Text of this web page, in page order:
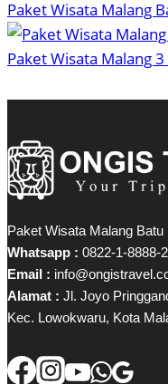
Paket Wisata Malang
Paket Wisata Malang
Paket Wisata Malang Batu
Whatsapp : 0822-1-8888-
Email :
Alamat : Jl. Joyo
Kec. Lowokwaru, Kota